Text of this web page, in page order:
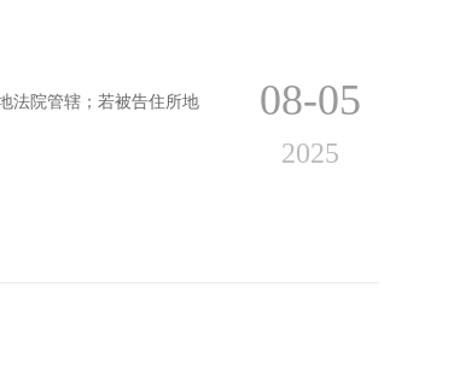
法院管辖；若被告住所地
08-05
2025